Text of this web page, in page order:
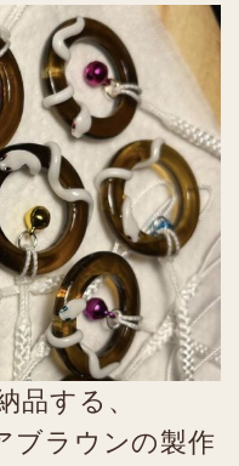
品する、
ブラウンの製作